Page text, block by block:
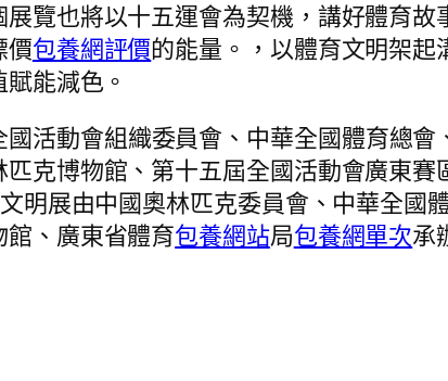
覽也將以十五運會為契機，講好體育故
價包養網評價的能量。，以體育文明架起
能減色。
活動會組織委員會、中華全國體育總會
克博物館、第十五屆全國活動會廣東賽
明展由中國奧林匹克委員會、中華全國
、廣東省體育包養網站局包養網單次承